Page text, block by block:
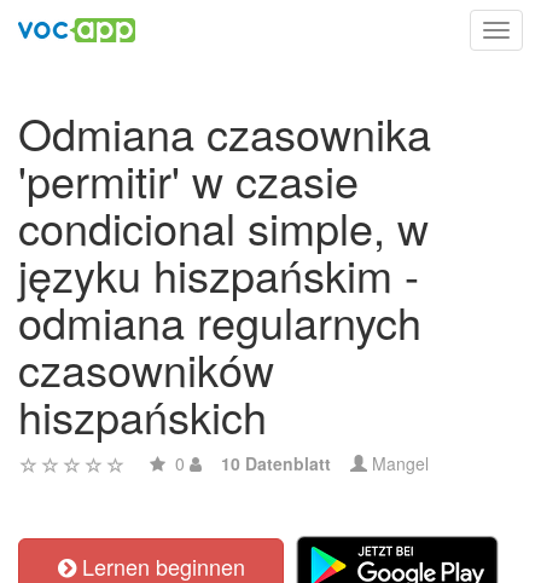
Odmiana czasownika
'permitir' w czasie
condicional simple, w
języku hiszpańskim -
odmiana regularnych
czasowników
hiszpańskich
0 10 Datenblatt Mangel
Lernen beginnen